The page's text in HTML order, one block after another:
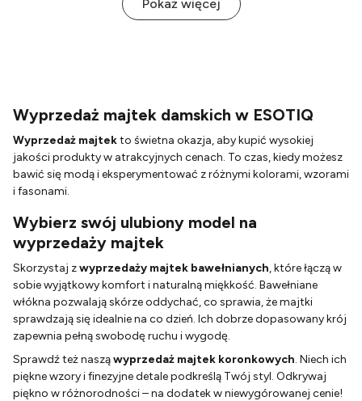
Pokaż więcej
Wyprzedaż majtek damskich w ESOTIQ
Wyprzedaż majtekto świetna okazja, aby kupić wysokiej
jakości produkty w atrakcyjnych cenach. To czas, kiedy możesz
bawić się modą i eksperymentować z różnymi kolorami, wzorami
i fasonami.
Wybierz swój ulubiony model na
wyprzedaży majtek
Skorzystaj zwyprzedaży majtek bawełnianych, które łączą w
sobie wyjątkowy komfort i naturalną miękkość. Bawełniane
włókna pozwalają skórze oddychać, co sprawia, że majtki
sprawdzają się idealnie na co dzień. Ich dobrze dopasowany krój
zapewnia pełną swobodę ruchu i wygodę.
Sprawdź też nasząwyprzedaż majtek koronkowych. Niech ich
piękne wzory i finezyjne detale podkreślą Twój styl. Odkrywaj
piękno w różnorodności – na dodatek w niewygórowanej cenie!